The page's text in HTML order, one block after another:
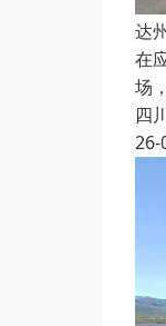
达
在
场
四
26-